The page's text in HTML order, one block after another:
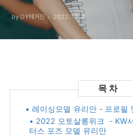
by DY매거진 2022. 10. 4.
• 레이싱모델 유리안 - 프로필
• 2022 오토살롱위크 - KW
터스 포즈 모델 유리안